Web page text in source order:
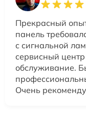
Прекрасный
панель
с сигнальной
сервисный
обслуживание.
Очень